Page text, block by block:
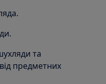
та
предметних